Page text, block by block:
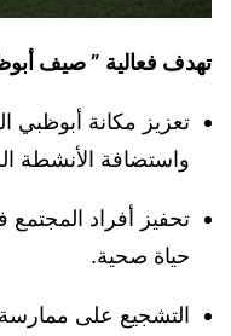
تهدف فعالية ” صيف
تعزيز مكانة أبوظبي
واستضافة الأنشطة
تحفيز أفراد
حياة صحية.
التشجيع على ممارسة